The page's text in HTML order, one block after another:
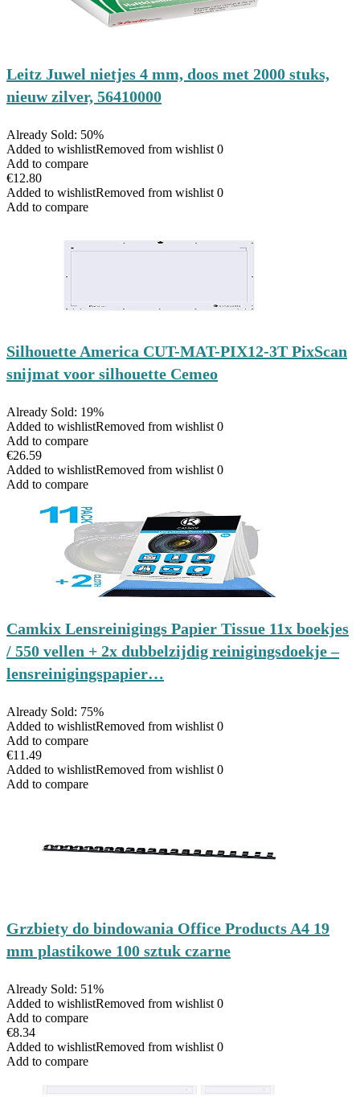
Leitz Juwel nietjes 4 mm, doos met 2000 stuks,
nieuw zilver, 56410000
Already Sold: 50%
Added to wishlistRemoved from wishlist 0
Add to compare
€12.80
Added to wishlistRemoved from wishlist 0
Add to compare
Silhouette America CUT-MAT-PIX12-3T PixScan
snijmat voor silhouette Cemeo
Already Sold: 19%
Added to wishlistRemoved from wishlist 0
Add to compare
€26.59
Added to wishlistRemoved from wishlist 0
Add to compare
Camkix Lensreinigings Papier Tissue 11x boekjes
/ 550 vellen + 2x dubbelzijdig reinigingsdoekje –
lensreinigingspapier…
Already Sold: 75%
Added to wishlistRemoved from wishlist 0
Add to compare
€11.49
Added to wishlistRemoved from wishlist 0
Add to compare
Grzbiety do bindowania Office Products A4 19
mm plastikowe 100 sztuk czarne
Already Sold: 51%
Added to wishlistRemoved from wishlist 0
Add to compare
€8.34
Added to wishlistRemoved from wishlist 0
Add to compare